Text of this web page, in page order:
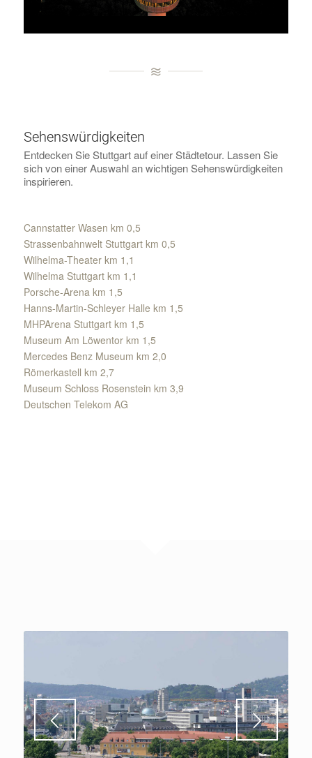
Sehenswürdigkeiten
Entdecken Sie Stuttgart auf einer Städtetour. Lassen Sie
sich von einer Auswahl an wichtigen Sehenswürdigkeiten
inspirieren.
Cannstatter Wasen km 0,5
Strassenbahnwelt Stuttgart km 0,5
Wilhelma-Theater km 1,1
Wilhelma Stuttgart km 1,1
Porsche-Arena km 1,5
Hanns-Martin-Schleyer Halle km 1,5
MHPArena Stuttgart km 1,5
Museum Am Löwentor km 1,5
Mercedes Benz Museum km 2,0
Römerkastell km 2,7
Museum Schloss Rosenstein km 3,9
Deutschen Telekom AG